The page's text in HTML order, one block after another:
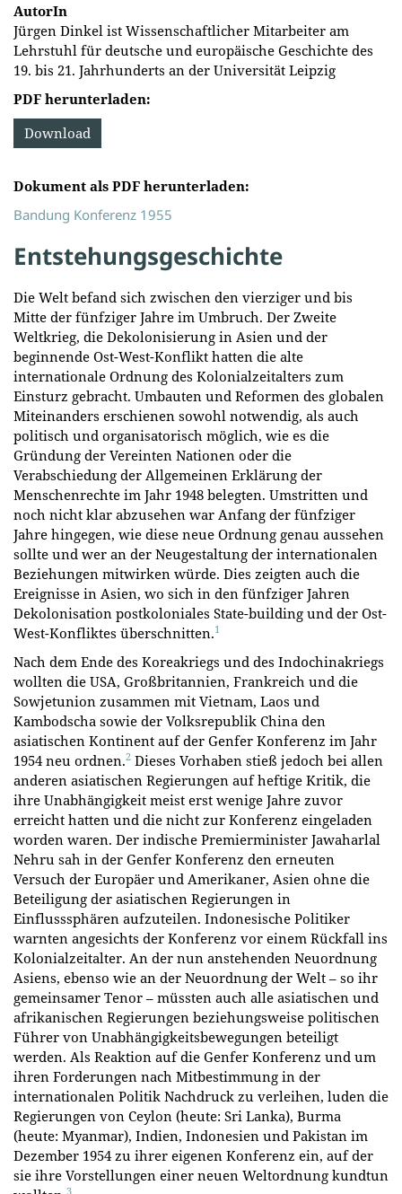
AutorIn
Jürgen Dinkel ist Wissenschaftlicher Mitarbeiter am
Lehrstuhl für deutsche und europäische Geschichte des
19. bis 21. Jahrhunderts an der Universität Leipzig
PDF herunterladen:
Download
Dokument als PDF herunterladen:
Bandung Konferenz 1955
Entstehungsgeschichte
Die Welt befand sich zwischen den vierziger und bis
Mitte der fünfziger Jahre im Umbruch. Der Zweite
Weltkrieg, die Dekolonisierung in Asien und der
beginnende Ost-West-Konflikt hatten die alte
internationale Ordnung des Kolonialzeitalters zum
Einsturz gebracht. Umbauten und Reformen des globalen
Miteinanders erschienen sowohl notwendig, als auch
politisch und organisatorisch möglich, wie es die
Gründung der Vereinten Nationen oder die
Verabschiedung der Allgemeinen Erklärung der
Menschenrechte im Jahr 1948 belegten. Umstritten und
noch nicht klar abzusehen war Anfang der fünfziger
Jahre hingegen, wie diese neue Ordnung genau aussehen
sollte und wer an der Neugestaltung der internationalen
Beziehungen mitwirken würde. Dies zeigten auch die
Ereignisse in Asien, wo sich in den fünfziger Jahren
Dekolonisation postkoloniales State-building und der Ost-
West-Konfliktes überschnitten.1
Nach dem Ende des Koreakriegs und des Indochinakriegs
wollten die USA, Großbritannien, Frankreich und die
Sowjetunion zusammen mit Vietnam, Laos und
Kambodscha sowie der Volksrepublik China den
asiatischen Kontinent auf der Genfer Konferenz im Jahr
1954 neu ordnen.2 Dieses Vorhaben stieß jedoch bei allen
anderen asiatischen Regierungen auf heftige Kritik, die
ihre Unabhängigkeit meist erst wenige Jahre zuvor
erreicht hatten und die nicht zur Konferenz eingeladen
worden waren. Der indische Premierminister Jawaharlal
Nehru sah in der Genfer Konferenz den erneuten
Versuch der Europäer und Amerikaner, Asien ohne die
Beteiligung der asiatischen Regierungen in
Einflusssphären aufzuteilen. Indonesische Politiker
warnten angesichts der Konferenz vor einem Rückfall ins
Kolonialzeitalter. An der nun anstehenden Neuordnung
Asiens, ebenso wie an der Neuordnung der Welt – so ihr
gemeinsamer Tenor – müssten auch alle asiatischen und
afrikanischen Regierungen beziehungsweise politischen
Führer von Unabhängigkeitsbewegungen beteiligt
werden. Als Reaktion auf die Genfer Konferenz und um
ihren Forderungen nach Mitbestimmung in der
internationalen Politik Nachdruck zu verleihen, luden die
Regierungen von Ceylon (heute: Sri Lanka), Burma
(heute: Myanmar), Indien, Indonesien und Pakistan im
Dezember 1954 zu ihrer eigenen Konferenz ein, auf der
sie ihre Vorstellungen einer neuen Weltordnung kundtun
3